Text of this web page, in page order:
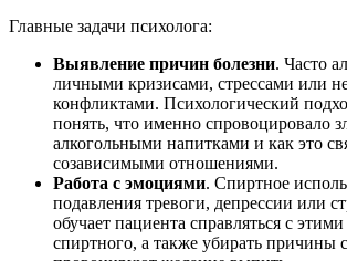
Главные задачи психолога:
Выявление причин болезни. Часто
личными кризисами, стрессами или
конфликтами. Психологический
понять, что именно спровоцировало
алкогольными напитками и как это
созависимыми отношениями.
Работа с эмоциями. Спиртное
подавления тревоги, депрессии или
обучает пациента справляться с
спиртного, а также убирать причины